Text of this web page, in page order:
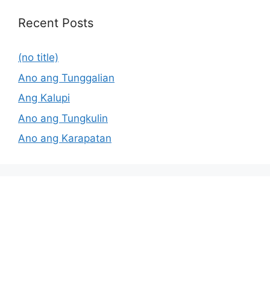
Recent Posts
(no title)
Ano ang Tunggalian
Ang Kalupi
Ano ang Tungkulin
Ano ang Karapatan